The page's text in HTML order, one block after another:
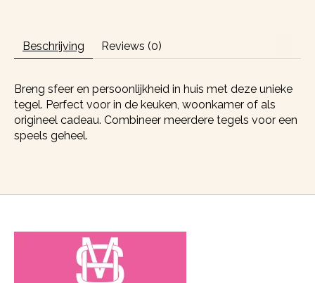
Beschrijving Reviews (0)
Breng sfeer en persoonlijkheid in huis met deze unieke
tegel. Perfect voor in de keuken, woonkamer of als
origineel cadeau. Combineer meerdere tegels voor een
speels geheel.